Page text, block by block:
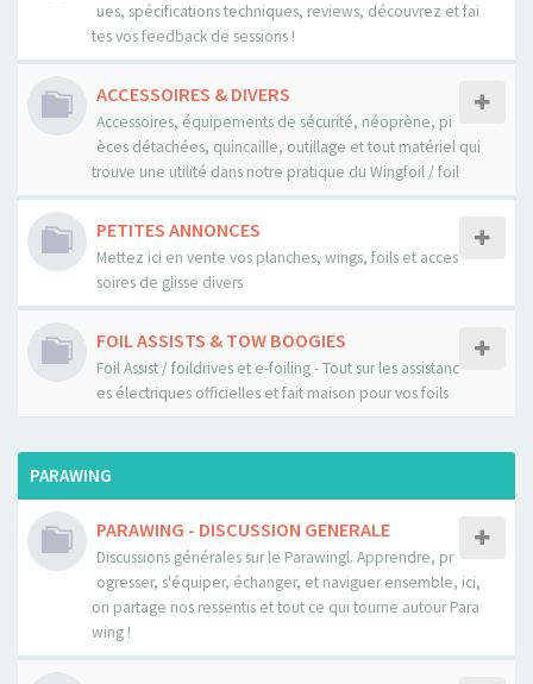
ues, spécifications techniques, reviews, découvrez et fai
tes vos feedback de sessions !
ACCESSOIRES & DIVERS
Accessoires, équipements de sécurité, néoprène, pi
èces détachées, quincaille, outillage et tout matériel qui
trouve une utilité dans notre pratique du Wingfoil / foil
PETITES ANNONCES
Mettez ici en vente vos planches, wings, foils et acces
soires de glisse divers
FOIL ASSISTS & TOW BOOGIES
Foil Assist / foildrives et e-foiling - Tout sur les assistanc
es électriques officielles et fait maison pour vos foils
PARAWING
PARAWING - DISCUSSION GENERALE
Discussions générales sur le Parawingl. Apprendre, pr
ogresser, s'équiper, échanger, et naviguer ensemble, ici,
on partage nos ressentis et tout ce qui tourne autour Para
wing !